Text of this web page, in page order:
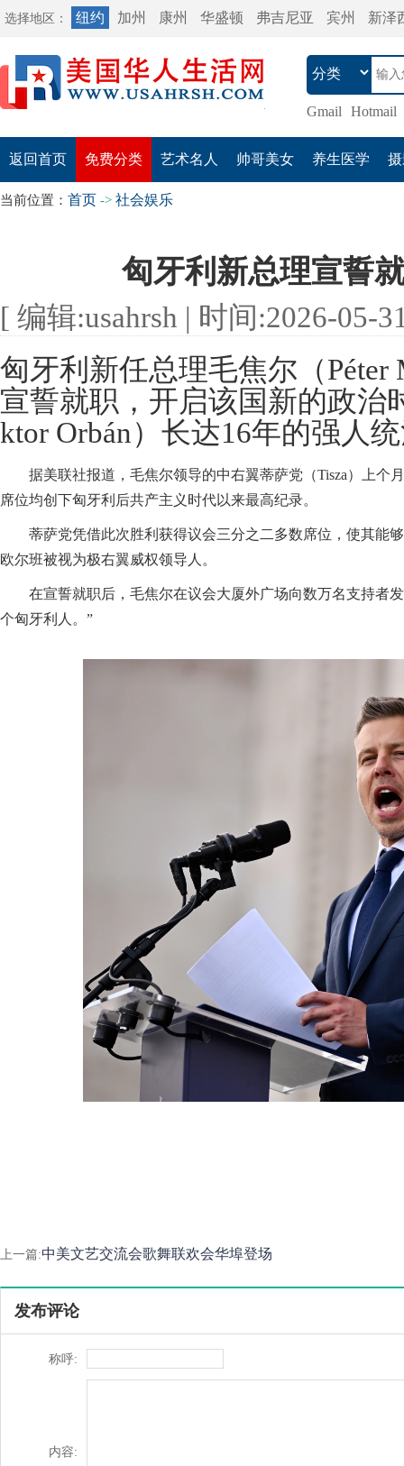
选择地区： 纽约 加州 康州 华盛顿 弗吉尼亚 宾州 新泽
Gmail Hotmail
返回首页 免费分类 艺术名人 帅哥美女 养生医学
当前位置： 首页 -> 社会娱乐
匈牙利新总理宣誓
[ 编辑:usahrsh | 时间:2026-05-
匈牙利新任总理毛焦尔（Péter
宣誓就职，开启该国新的政治
ktor Orbán）长达16年的强人
据美联社报道，毛焦尔领导的中右翼蒂萨党（Tisza）上个
席位均创下匈牙利后共产主义时代以来最高纪录。
蒂萨党凭借此次胜利获得议会三分之二多数席位，使其能
欧尔班被视为极右翼威权领导人。
在宣誓就职后，毛焦尔在议会大厦外广场向数万名支持者
个匈牙利人。”
上一篇:中美文艺交流会歌舞联欢会华埠登场
发布评论
称呼:
内容: